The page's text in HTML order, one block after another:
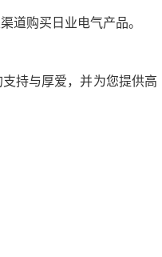
道购买 日业电气产品。
持与厚爱，并为您提供高